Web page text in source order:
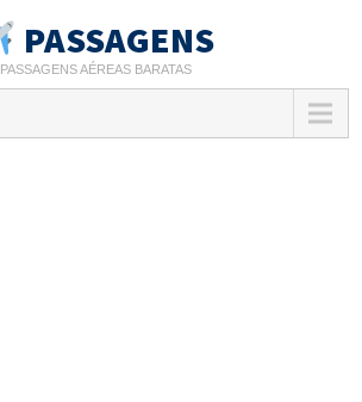
PASSAGENS
PASSAGENS AÉREAS BARATAS